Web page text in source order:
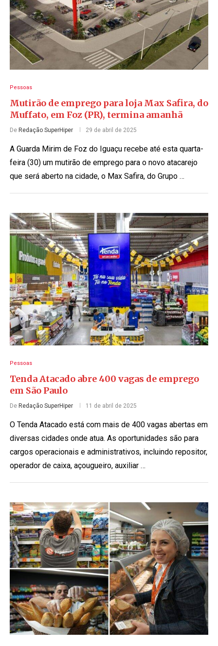
Pessoas
Mutirão de emprego para loja Max Safira, do
Muffato, em Foz (PR), termina amanhã
De Redação SuperHiper 29 de abril de 2025
A Guarda Mirim de Foz do Iguaçu recebe até esta quarta-
feira (30) um mutirão de emprego para o novo atacarejo
que será aberto na cidade, o Max Safira, do Grupo …
Pessoas
Tenda Atacado abre 400 vagas de emprego
em São Paulo
De Redação SuperHiper 11 de abril de 2025
O Tenda Atacado está com mais de 400 vagas abertas em
diversas cidades onde atua. As oportunidades são para
cargos operacionais e administrativos, incluindo repositor,
operador de caixa, açougueiro, auxiliar …